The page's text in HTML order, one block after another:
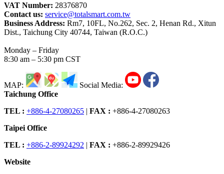
VAT Number: 28376870
Contact us: service@totalsmart.com.tw
Business Address: Rm7, 10FL, No.262, Sec. 2, Henan Rd., Xitun
Dist., Taichung City 40744, Taiwan (R.O.C.)
Monday – Friday
8:30 am – 5:30 pm CST
MAP:
Social Media:
Taichung Office
TEL : +886-4-27080265 | FAX : +886-4-27080263
Taipei Office
TEL : +886-2-89924292 | FAX : +886-2-89929426
Website